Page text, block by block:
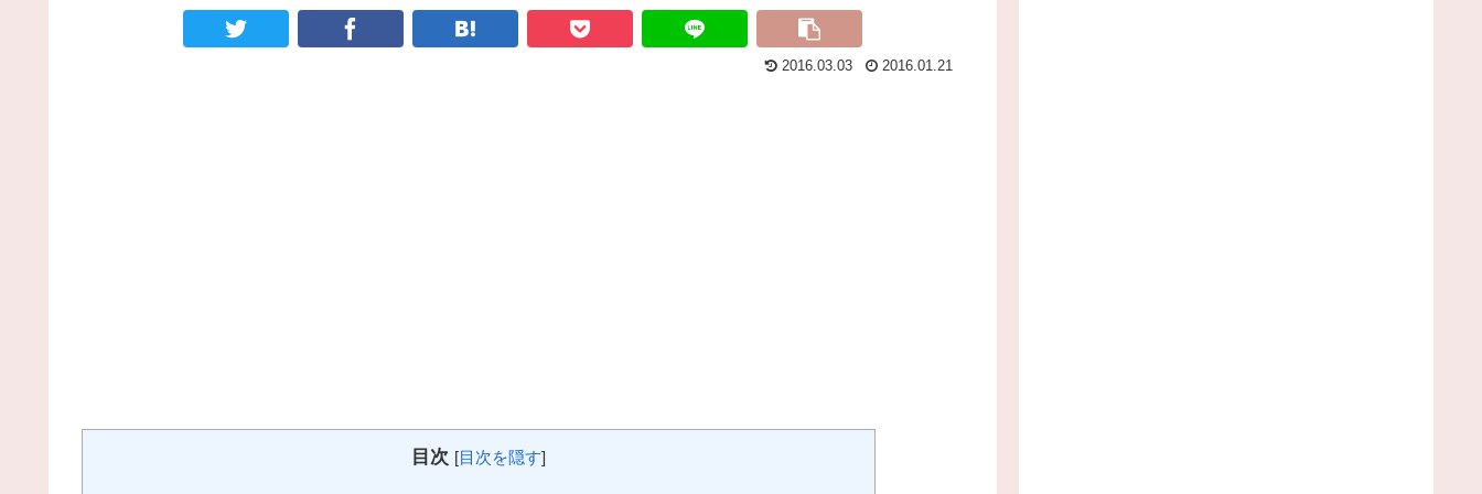
2016.03.03 2016.01.21
目次 [目次を隠す]